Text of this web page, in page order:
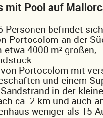
mit Pool auf
Personen befindet
Portocolom an der
4000 m² großen,
Portocolom mit
und einem
in der
ca. 2 km und auch
weniger als 15-